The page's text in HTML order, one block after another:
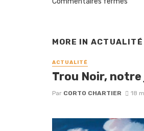
MORE IN ACTUALITÉ
ACTUALITÉ
Trou Noir, notre
Par CORTO CHARTIER 18